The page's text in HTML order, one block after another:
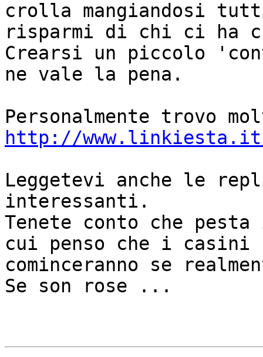
crolla mangiandosi
risparmi di chi ci ha
Crearsi un piccolo
ne vale la pena.
http://
Leggetevi anche le
interessanti.
Tenete conto che
cui penso che i casini
cominceranno se
Se son rose ...